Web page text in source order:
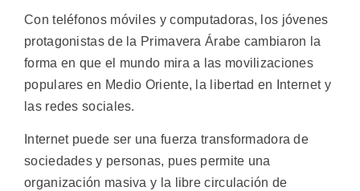
Con teléfonos móviles y computadoras, los jóvenes
protagonistas de la Primavera Árabe cambiaron la
forma en que el mundo mira a las movilizaciones
populares en Medio Oriente, la libertad en Internet y
las redes sociales.
Internet puede ser una fuerza transformadora de
sociedades y personas, pues permite una
organización masiva y la libre circulación de